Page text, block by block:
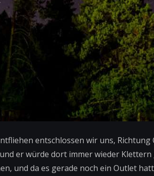
entschlossen wir uns,
er würde dort immer wieder
und da es gerade noch ein Outlet